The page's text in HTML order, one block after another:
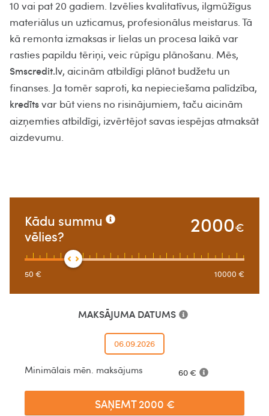
10 vai pat 20 gadiem. Izvēlies kvalitatīvus, ilgmūžīgus
materiālus un uzticamus, profesionālus meistarus. Tā
kā remonta izmaksas ir lielas un procesa laikā var
rasties papildu tēriņi, veic rūpīgu plānošanu. Mēs,
Smscredit.lv, aicinām atbildīgi plānot budžetu un
finanses. Ja tomēr saproti, ka nepieciešama palīdzība,
kredītsvar būt viens no risinājumiem, taču aicinām
aizņemties atbildīgi, izvērtējot savas iespējas atmaksāt
aizdevumu.
Kādu summu
vēlies?
2000€
50 € 10000 €
MAKSĀJUMA DATUMS
06.09.2026
Minimālais mēn. maksājums 60€
SAŅEMT2000 €